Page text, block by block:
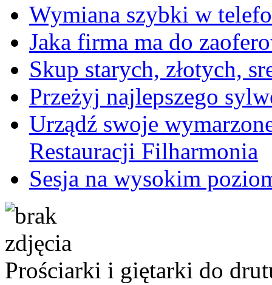
Wymiana szybki w
Jaka firma ma do
Skup starych, złotych,
Przeżyj najlepszego
Urządź swoje
Restauracji Filharmonia
Sesja na wysokim
Prościarki i giętarki do